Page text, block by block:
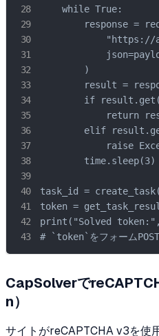
    while True:
response =
        )
result =
if
return
elif
raise
        time.sleep(3)
task_id =
token =
print("Solved
# `token`をフォーム
CapSolverで
n）
サイトがreCAPTCHA v3を使